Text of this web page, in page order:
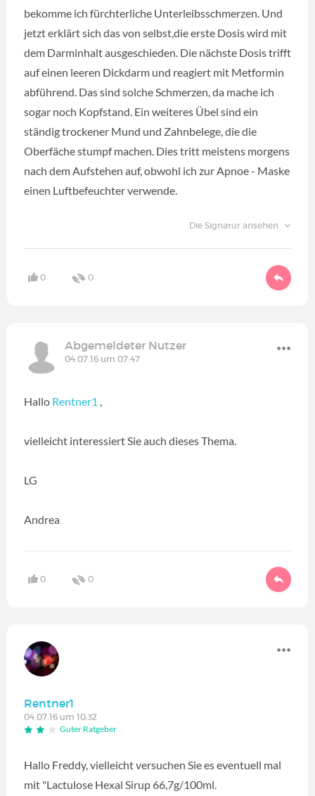
bekomme ich fürchterliche Unterleibsschmerzen. Und
jetzt erklärt sich das von selbst,die erste Dosis wird mit
dem Darminhalt ausgeschieden. Die nächste Dosis trifft
auf einen leeren Dickdarm und reagiert mit Metformin
abführend. Das sind solche Schmerzen, da mache ich
sogar noch Kopfstand. Ein weiteres Übel sind ein
ständig trockener Mund und Zahnbelege, die die
Oberfäche stumpf machen. Dies tritt meistens morgens
nach dem Aufstehen auf, obwohl ich zur Apnoe - Maske
einen Luftbefeuchter verwende.
Die Signatur ansehen
0 0
Abgemeldeter Nutzer
04.07.16 um 07:47
Hallo Rentner1
vielleicht interessiert Sie auch dieses Thema.
LG
Andrea
0 0
Rentner1
04.07.16 um 10:32
Guter Ratgeber
Hallo Freddy, vielleicht versuchen Sie es eventuell mal
mit "Lactulose Hexal Sirup 66,7g/100ml.